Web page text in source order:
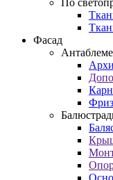
По
Фасад